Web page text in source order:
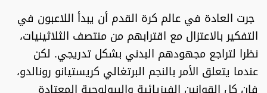
جرت العادة في عالم كرة القدم أن يبدأ اللاعبون في
التفكير بالاعتزال مع اقترابهم من منتصف الثلاثينيات،
نظرا لتراجع مجهودهم البدني بشكل تدريجي. لكن
عندما يتعلق الأمر بالنجم البرتغالي كريستيانو رونالدو،